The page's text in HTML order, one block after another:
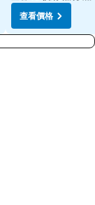
查看價格